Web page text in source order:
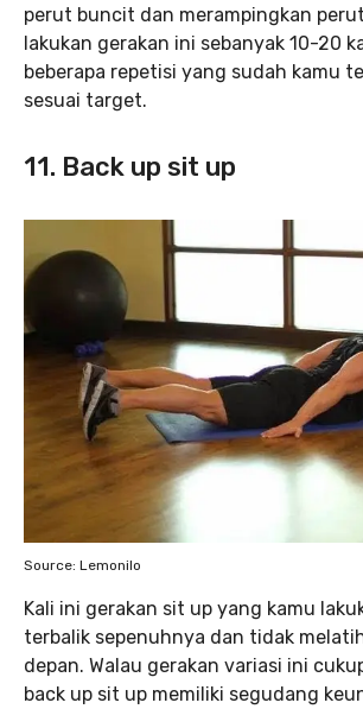
perut buncit dan merampingkan
lakukan gerakan ini sebanyak 10-20
beberapa repetisi yang sudah kamu
sesuai target.
11. Back up sit up
Source: Lemonilo
Kali ini gerakan sit up yang kamu
terbalik sepenuhnya dan tidak
depan. Walau gerakan variasi ini
back up sit up memiliki segudang